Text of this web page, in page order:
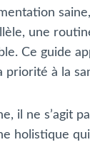
une
Ce guide
à la
il ne s’agit
holistique